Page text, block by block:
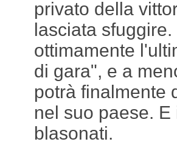
privato della
lasciata
ottimamente
di gara", e a
potrà finalmente
nel suo paese.
blasonati.